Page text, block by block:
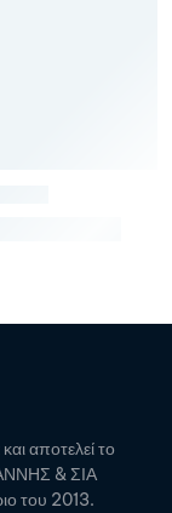
αποτελεί το
& ΣΙΑ
του 2013.